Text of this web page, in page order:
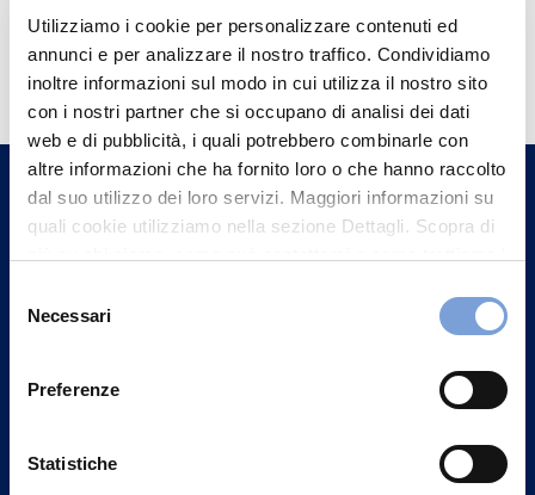
Utilizziamo i cookie per personalizzare contenuti ed
annunci e per analizzare il nostro traffico. Condividiamo
inoltre informazioni sul modo in cui utilizza il nostro sito
con i nostri partner che si occupano di analisi dei dati
web e di pubblicità, i quali potrebbero combinarle con
altre informazioni che ha fornito loro o che hanno raccolto
dal suo utilizzo dei loro servizi. Maggiori informazioni su
quali cookie utilizziamo nella sezione Dettagli. Scopra di
può trovare nel footer del sito nella sezione "Informativa
delNecessari
Preferenze
Statistiche
Hai bisogno di
informazioni?
Trova l'Agenzia più vicina a te e parla con
un nostro Agente.
Contattaci